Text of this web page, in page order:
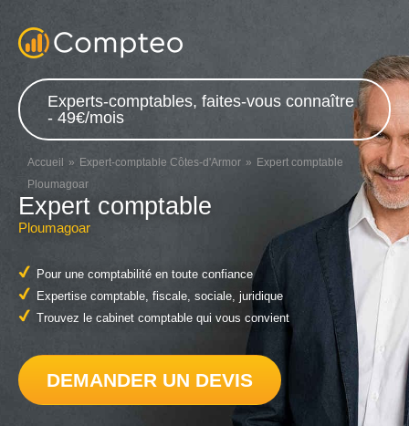
Experts-comptables, faites-vous connaître
- 49€/mois
Accueil Expert-comptable Côtes-d'Armor
Expert comptable
Ploumagoar
Expert comptable
Ploumagoar
Pour une comptabilité en toute confiance
Expertise comptable, fiscale, sociale, juridique
Trouvez le cabinet comptable qui vous convient
DEMANDER UN DEVIS